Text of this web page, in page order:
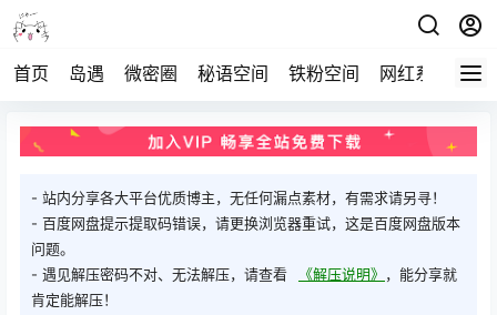
首页 岛遇 微密圈 秘语空间 铁粉空间 网红系列 打
- 站内分享各大平台优质博主，无任何漏点素材，有需求请另寻！
- 百度网盘提示提取码错误，请更换浏览器重试，这是百度网盘版本
问题。
- 遇见解压密码不对、无法解压，请查看
《解压说明》 ，能分享就
肯定能解压！